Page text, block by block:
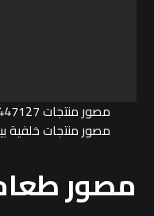
مصور منتجات خلفية
مصور طعام